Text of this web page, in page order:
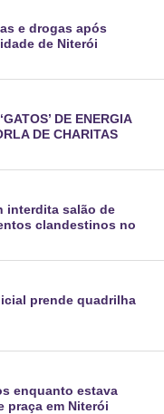
e drogas após
de Niterói
DE ENERGIA
DE CHARITAS
interdita salão de
clandestinos no
prende quadrilha
enquanto estava
praça em Niterói